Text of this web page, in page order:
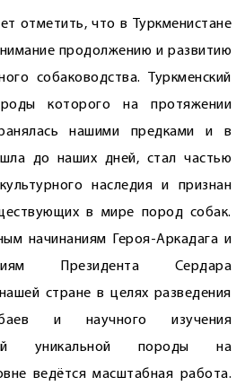
отметить, что в Туркменистане
продолжению и развитию
собаководства. Туркменский
которого на протяжении
нашими предками и в
до наших дней, стал частью
наследия и признан
в мире пород собак.
начинаниям Героя-Аркадага и
Президента Сердара
стране в целях разведения
и научного изучения
уникальной породы на
ведётся масштабная работа.